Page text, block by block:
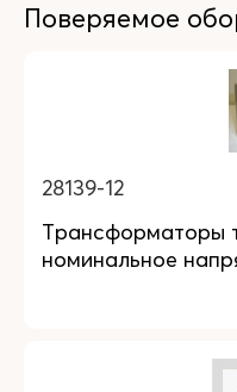
Поверяемое
28139-12
Трансформаторы
номинальное